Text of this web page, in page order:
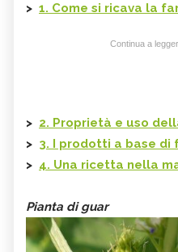
> 1. Come si ricava la
Continua a
> 2. Proprietà e uso
> 3. I prodotti a base di
> 4. Una ricetta nella
Pianta di guar